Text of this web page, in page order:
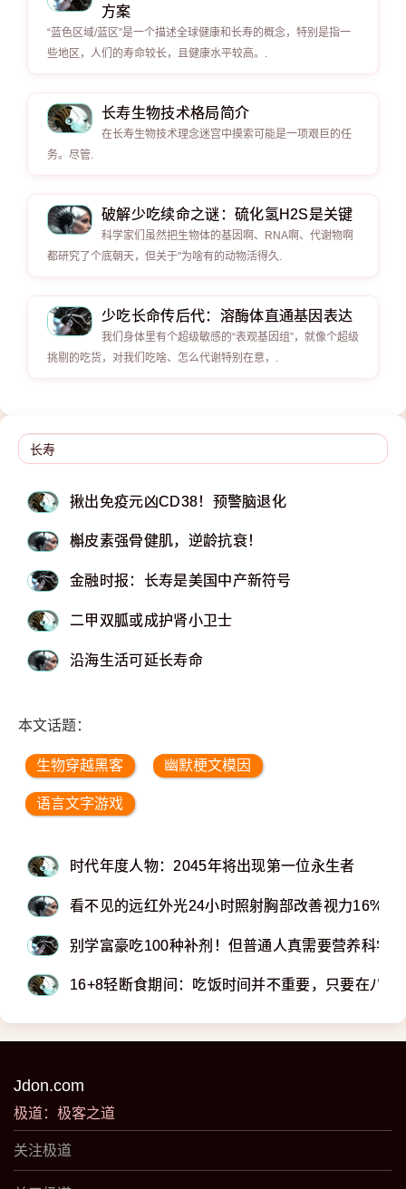
方案
“蓝色区域/蓝区”是一个描述全球健康和长寿的概念，特别是指一
些地区，人们的寿命较长，且健康水平较高。.
长寿生物技术格局简介
在长寿生物技术理念迷宫中摸索可能是一项艰巨的任
务。尽管.
破解少吃续命之谜：硫化氢H2S是关键
科学家们虽然把生物体的基因啊、RNA啊、代谢物啊
都研究了个底朝天，但关于"为啥有的动物活得久.
少吃长命传后代：溶酶体直通基因表达
我们身体里有个超级敏感的“表观基因组”，就像个超级
挑剔的吃货，对我们吃啥、怎么代谢特别在意，.
揪出免疫元凶CD38！预警脑退化
槲皮素强骨健肌，逆龄抗衰！
金融时报：长寿是美国中产新符号
二甲双胍或成护肾小卫士
沿海生活可延长寿命
本文话题：
生物穿越黑客 幽默梗文模因
语言文字游戏
时代年度人物：2045年将出现第一位永生者
看不见的远红外光24小时照射胸部改善视力16%
别学富豪吃100种补剂！但普通人真需要营养科学
16+8轻断食期间：吃饭时间并不重要，只要在八小
Jdon.com
极道：极客之道
关注极道